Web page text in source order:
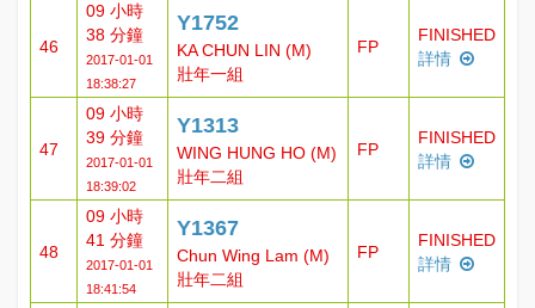
46
09 小時
38 分鐘
2017-01-01
18:38:27
Y1752
KA CHUN LIN (M)
壯年一組
FP
FINISHED
詳情
47
09 小時
39 分鐘
2017-01-01
18:39:02
Y1313
WING HUNG HO (M)
壯年二組
FP
FINISHED
詳情
48
09 小時
41 分鐘
2017-01-01
18:41:54
Y1367
Chun Wing Lam (M)
壯年二組
FP
FINISHED
詳情